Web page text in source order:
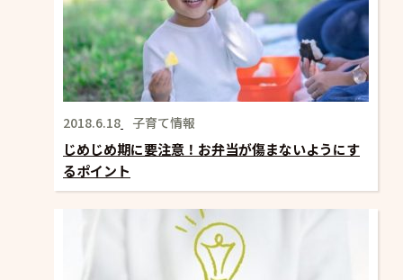
2018.6.18 子育て情報
じめじめ期に要注意！お弁当が傷まないようにす
るポイント